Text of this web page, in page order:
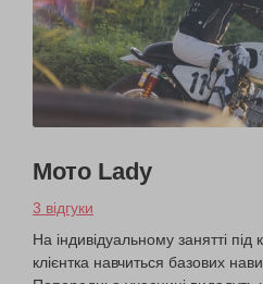
Мото Lady
3 відгуки
На індивідуальному занятті під
клієнтка навчиться базових